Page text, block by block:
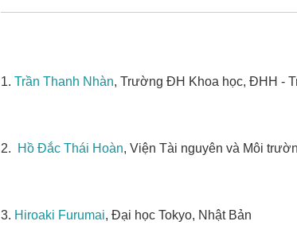
1. Trần Thanh Nhàn, Trường ĐH Khoa học, ĐHH -
2. Hồ Đắc Thái Hoàn, Viện Tài nguyên và Môi
3. Hiroaki Furumai, Đại học Tokyo, Nhật Bản